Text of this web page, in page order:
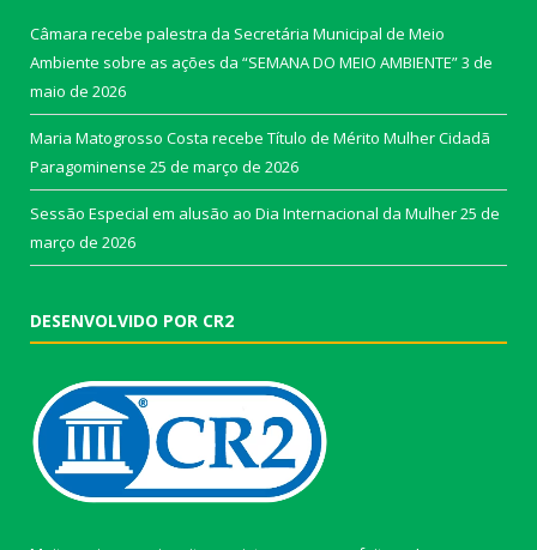
Câmara recebe palestra da Secretária Municipal de Meio
Ambiente sobre as ações da “SEMANA DO MEIO AMBIENTE”3 de
maio de 2026
Maria Matogrosso Costa recebe Título de Mérito Mulher Cidadã
Paragominense 25 de março de 2026
Sessão Especial em alusão ao Dia Internacional da Mulher25 de
março de 2026
DESENVOLVIDO POR CR2